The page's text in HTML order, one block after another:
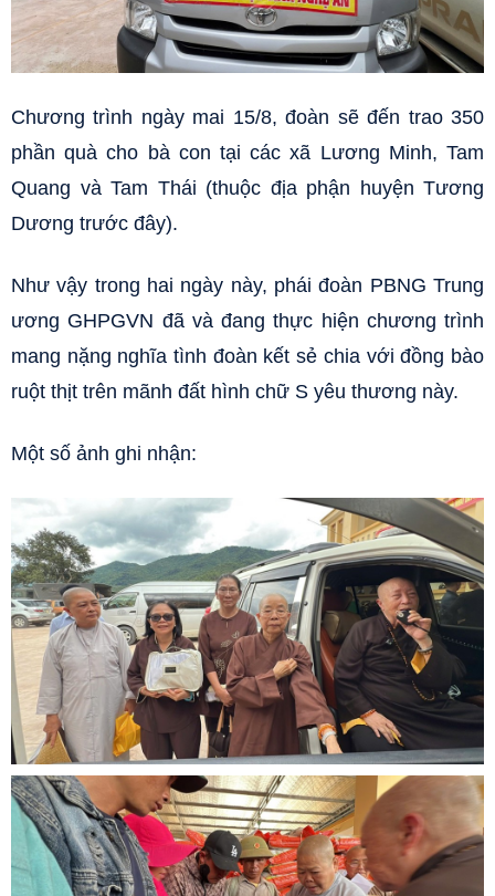
Chương trình ngày mai 15/8, đoàn sẽ đến trao 350
phần quà cho bà con tại các xã Lương Minh, Tam
Quang và Tam Thái (thuộc địa phận huyện Tương
Dương trước đây).
Như vậy trong hai ngày này, phái đoàn PBNG Trung
ương GHPGVN đã và đang thực hiện chương trình
mang nặng nghĩa tình đoàn kết sẻ chia với đồng bào
ruột thịt trên mãnh đất hình chữ S yêu thương này.
Một số ảnh ghi nhận: